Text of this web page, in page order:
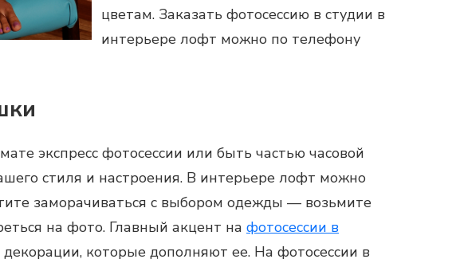
цветам. Заказать фотосессию в студии в
интерьере лофт можно по телефону
экспресс фотосессии или быть частью часовой
стиля и настроения. В интерьере лофт можно
заморачиваться с выбором одежды — возьмите
на фото. Главный акцент на фотосессии в
которые дополняют ее. На фотосессии в